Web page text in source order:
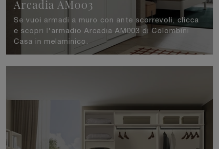
Arcadia AM003
Se vuoi armadi a muro con ante scorrevoli, clicca
e scopri l'armadio Arcadia AM003 di Colombini
Casa in melaminico.